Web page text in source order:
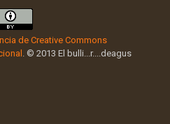
de Creative Commons
. © 2013 El bulli...r....deagus